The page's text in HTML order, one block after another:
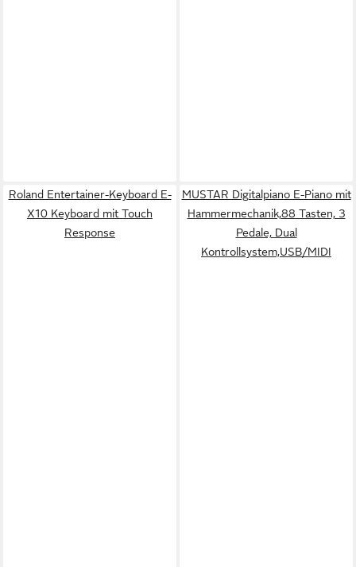
Roland Entertainer-Keyboard E-
X10 Keyboard mit Touch
Response
MUSTAR Digitalpiano E-Piano mit
Hammermechanik,88 Tasten, 3
Pedale, Dual
Kontrollsystem,USB/MIDI